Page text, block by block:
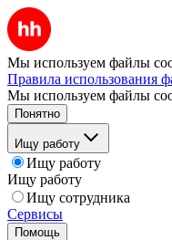
Мы используем файлы
Правила использования
Мы используем файлы
Понятно
Ищу работу
Ищу работу
Ищу работу
Ищу сотрудника
Сервисы
Помощь